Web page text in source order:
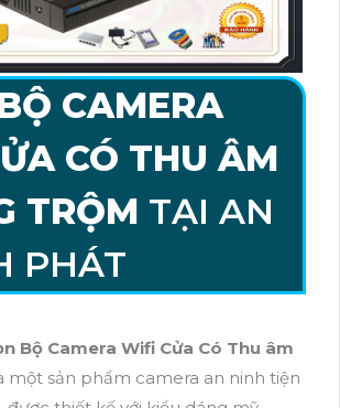
CAMERA
CÓ THU ÂM
TRỘM TẠI AN
PHÁT
Bộ Camera Wifi Cửa Có Thu âm
một sản phẩm camera an ninh tiện